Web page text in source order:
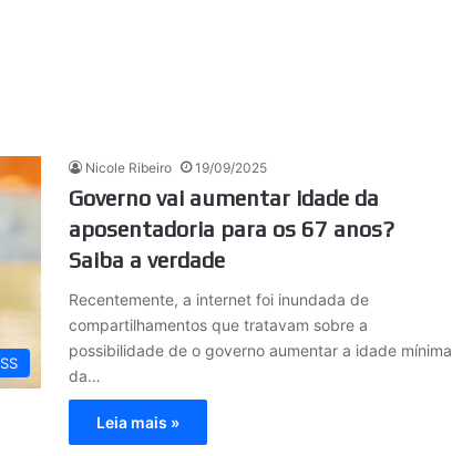
Nicole Ribeiro 19/09/2025
Governo vai aumentar idade da
aposentadoria para os 67 anos?
Saiba a verdade
Recentemente, a internet foi inundada de
compartilhamentos que tratavam sobre a
possibilidade de o governo aumentar a idade mínima
da…
Leia mais »